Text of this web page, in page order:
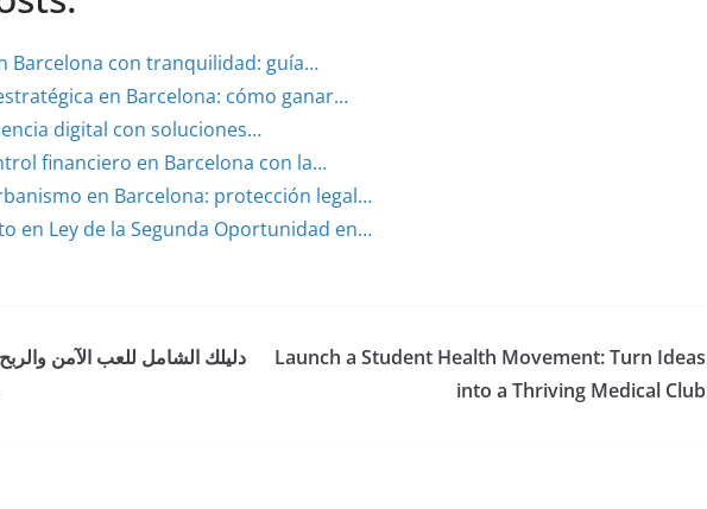
Barcelona con tranquilidad: guía…
en Barcelona: cómo ganar…
digital con soluciones…
financiero en Barcelona con la…
en Barcelona: protección legal…
en Ley de la Segunda Oportunidad en…
Launch a Student Health Movement: Turn Ideas
into a Thriving Medical Club